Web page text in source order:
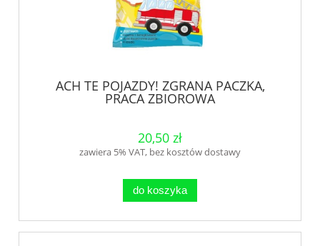
ACH TE POJAZDY! ZGRANA PACZKA,
PRACA ZBIOROWA
20,50 zł
zawiera 5% VAT, bez kosztów dostawy
do koszyka